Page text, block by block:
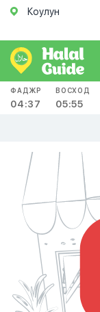
Коулун
ФАДЖР
04:37
ВОСХОД
05:55